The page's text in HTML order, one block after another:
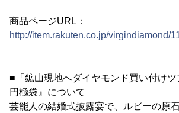
商品ページURL：
http://item.rakuten.co.jp/virgindiamond/
■「鉱山現地へダイヤモンド買い付け
円極袋』について
芸能人の結婚式披露宴で、ルビーの原